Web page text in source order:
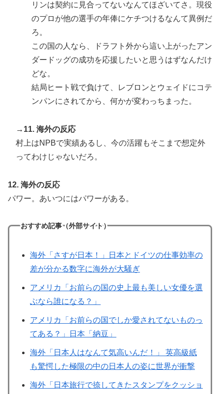
リンは契約に見合ってないなんてほざいてさ。現役
のプロが他の選手の年俸にケチつけるなんて異例だ
ろ。
この国の人なら、ドラフト外から這い上がったアン
ダードッグの成功を応援したいと思うはずなんだけ
どな。
結局ヒート戦で負けて、レブロンとウェイドにコテ
ンパンにされてから、何かが変わっちまった。
→11. 海外の反応
村上はNPBで実績あるし、今の活躍もそこまで想定外
ってわけじゃないだろ。
12. 海外の反応
パワー。あいつにはパワーがある。
おすすめ記事（外部サイト）
海外「さすが日本！」日本とドイツの仕事効率の
差が分かる数字に海外が大騒ぎ
アメリカ「お前らの国の史上最も美しい女優を選
ぶなら誰になる？」
アメリカ「お前らの国でしか愛されてないものっ
てある？」日本「納豆」
海外「日本人はなんて気高いんだ！」 英高級紙
も驚愕した極限の中の日本人の姿に世界が衝撃
海外「日本旅行で捺してきたスタンプをクッショ